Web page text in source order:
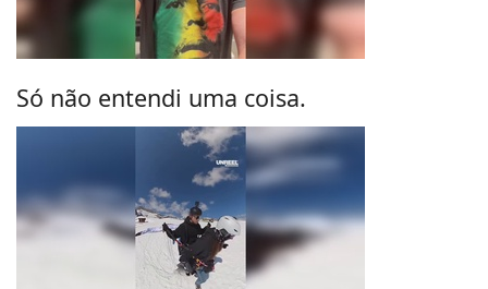
Só não entendi uma coisa.